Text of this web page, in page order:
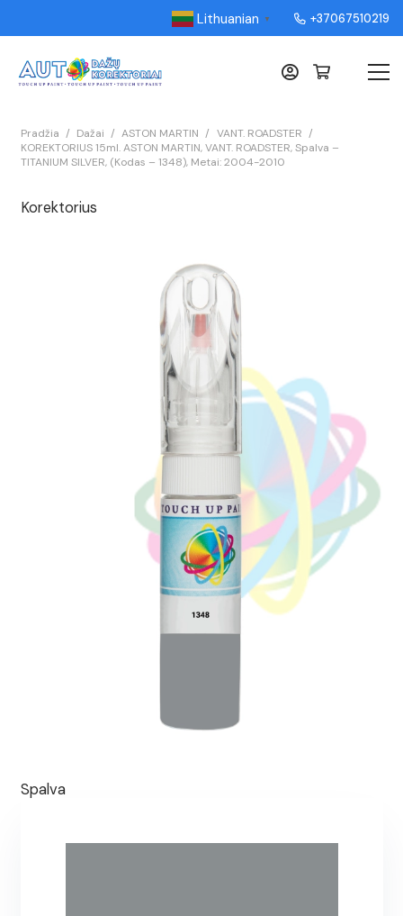
Lithuanian ▼ +37067510219
Pradžia / Dažai / ASTON MARTIN / VANT. ROADSTER /
KOREKTORIUS 15ml. ASTON MARTIN, VANT. ROADSTER, Spalva –
TITANIUM SILVER, (Kodas – 1348), Metai: 2004-2010
Korektorius
Spalva